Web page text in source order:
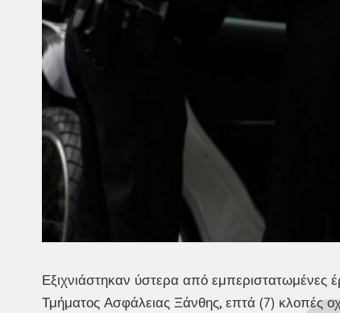
Εξιχνιάστηκαν ύστερα από
Τμήματος Ασφάλειας Ξάνθης, επτά (7) κλοπές